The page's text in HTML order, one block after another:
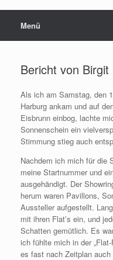
Menü
Bericht von Birgit
Als ich am Samstag, den
Harburg ankam und auf
Eisbrunn einbog, lachte
Sonnenschein ein
Stimmung stieg auch
Nachdem ich mich für die
meine Startnummer und
ausgehändigt. Der
herum waren Pavillons,
Aussteller aufgestellt.
mit ihren Flat’s ein, und
Schatten gemütlich. Es
ich fühlte mich in der
es fast nach Zeitplan